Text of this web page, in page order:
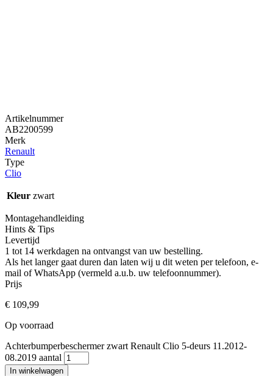
Artikelnummer
AB2200599
Merk
Renault
Type
Clio
Kleur zwart
Montagehandleiding
Hints & Tips
Levertijd
1 tot 14 werkdagen na ontvangst van uw bestelling.
Als het langer gaat duren dan laten wij u dit weten per telefoon, e-
mail of WhatsApp (vermeld a.u.b. uw telefoonnummer).
Prijs
€ 109,99
Op voorraad
Achterbumperbeschermer zwart Renault Clio 5-deurs 11.2012-
08.2019 aantal
In winkelwagen